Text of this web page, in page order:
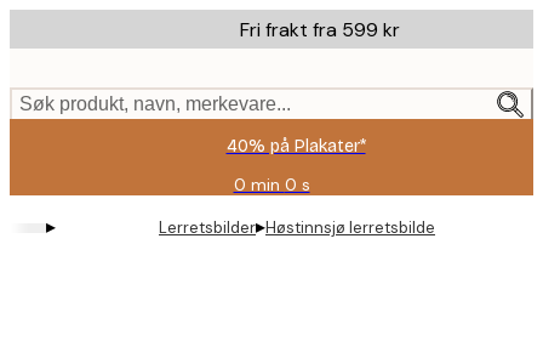
to
content.
Fri frakt fra 599 kr
Søk produkt, navn, merkevare...
40% på Plakater*
0 min 0 s
Gyldig
til
og
▸ Lerretsbilder▸Høstinnsjø lerretsbilde